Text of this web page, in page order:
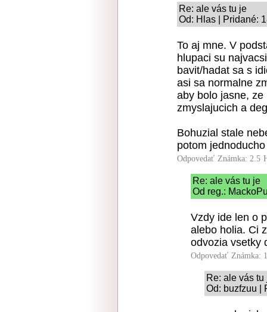
Re: ale vás tu je
Od: Hlas | Pridané:
To aj mne. V
hlupaci su
bavit/hadat sa s
asi sa normalne
aby bolo jasne,
zmyslajucich a
Bohuzial stale
potom
Odpovedať Známka: 2.5
Re: ale vás tu je
Od reg.:
Vzdy ide len o
alebo holia. Ci
odvozia vsetky
Odpovedať Známka:
Re: ale vás tu
Od: buzfzuu |